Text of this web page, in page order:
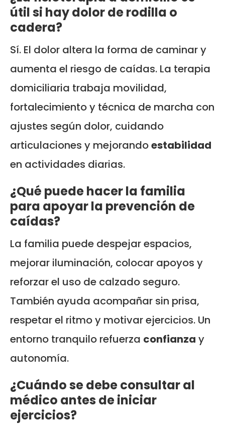
útil si hay dolor de rodilla o
cadera?
Sí. El dolor altera la forma de caminar y
aumenta el riesgo de caídas. La terapia
domiciliaria trabaja movilidad,
fortalecimiento y técnica de marcha con
ajustes según dolor, cuidando
articulaciones y mejorandoestabilidad
en actividades diarias.
¿Qué puede hacer la familia
para apoyar la prevención de
caídas?
La familia puede despejar espacios,
mejorar iluminación, colocar apoyos y
reforzar el uso de calzado seguro.
También ayuda acompañar sin prisa,
respetar el ritmo y motivar ejercicios. Un
entorno tranquilo refuerza confianza y
autonomía.
¿Cuándo se debe consultar al
médico antes de iniciar
ejercicios?